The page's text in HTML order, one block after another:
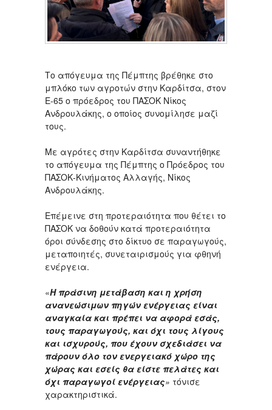
Το απόγευμα της Πέμπτης βρέθηκε στο
μπλόκο των αγροτών στην Καρδίτσα, στον
Ε-65 ο πρόεδρος του ΠΑΣΟΚ Νίκος
Ανδρουλάκης, ο οποίος συνομίλησε μαζί
τους.
Με αγρότες στην Καρδίτσα συναντήθηκε
το απόγευμα της Πέμπτης ο Πρόεδρος του
ΠΑΣΟΚ-Κινήματος Αλλαγής, Νίκος
Ανδρουλάκης.
Επέμεινε στη προτεραιότητα που θέτει το
ΠΑΣΟΚ να δοθούν κατά προτεραιότητα
όροι σύνδεσης στο δίκτυο σε παραγωγούς,
μεταποιητές, συνεταιρισμούς για φθηνή
ενέργεια.
«Η πράσινη μετάβαση και η χρήση
ανανεώσιμων πηγών ενέργειας είναι
αναγκαία και πρέπει να αφορά εσάς,
τους παραγωγούς, και όχι τους λίγους
και ισχυρούς, που έχουν σχεδιάσει να
πάρουν όλο τον ενεργειακό χώρο της
χώρας και εσείς θα είστε πελάτες και
όχι παραγωγοί ενέργειας» τόνισε
χαρακτηριστικά.